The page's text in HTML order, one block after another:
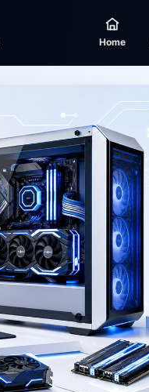
Home